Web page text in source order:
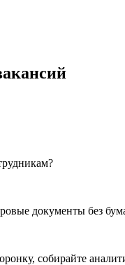
документы без
собирайте